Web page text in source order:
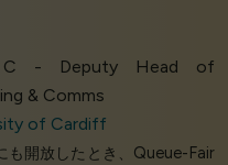
C - Deputy Head of
& Comms
of Cardiff
も開放したとき、Queue-Fair